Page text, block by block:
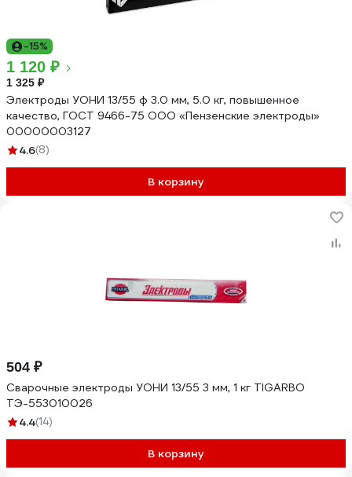
-15%
1 120 ₽
1 325 ₽
Электроды УОНИ 13/55 ф 3.0 мм, 5.0 кг, повышенное
качество, ГОСТ 9466-75 ООО «Пензенские электроды»
00000003127
4.6(8)
В корзину
504 ₽
Сварочные электроды УОНИ 13/55 3 мм, 1 кг TIGARBO
ТЭ-553010026
4.4(14)
В корзину